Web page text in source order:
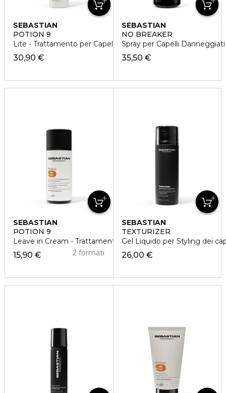
SEBASTIAN
POTION 9
Lite - Trattamento per Capelli Luminosi
30,90 €
SEBASTIAN
NO BREAKER
Spray per Capelli Danneggiati
35,50 €
SEBASTIAN
POTION 9
Leave in Cream - Trattamento per Capelli Luminosi
15,90 € 2 formati
SEBASTIAN
TEXTURIZER
Gel Liquido per Styling dei
26,00 €